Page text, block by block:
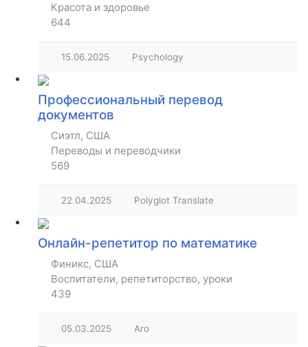
Красота и здоровье
644
15.06.2025 Psychology
Профессиональный перевод
документов
Сиэтл, США
Переводы и переводчики
569
22.04.2025 Polyglot Translate
Онлайн-репетитор по математике
Финикс, США
Воспитатели, репетиторство, уроки
439
05.03.2025 Aro